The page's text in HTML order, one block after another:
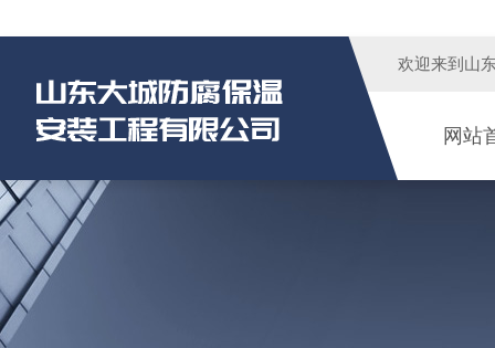
欢迎来到 山
网站